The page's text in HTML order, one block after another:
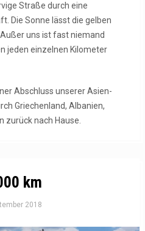
Straße durch eine
Die Sonne lässt die gelben
uns ist fast niemand
jeden einzelnen Kilometer
Abschluss unserer Asien-
Griechenland, Albanien,
zurück nach Hause.
km
2018